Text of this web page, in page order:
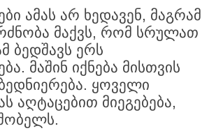
ამას არ ხედავენ, მაგრამ
მაქვს, რომ სრულათ
ბედშავს ერს
მაშინ იქნება მისთვის
ყოველი
აღტაცებით მიეგებება,